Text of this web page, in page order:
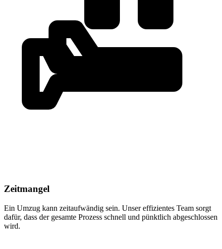
Zeitmangel
Ein Umzug kann zeitaufwändig sein. Unser effizientes Team sorgt
dafür, dass der gesamte Prozess schnell und pünktlich abgeschlossen
wird.